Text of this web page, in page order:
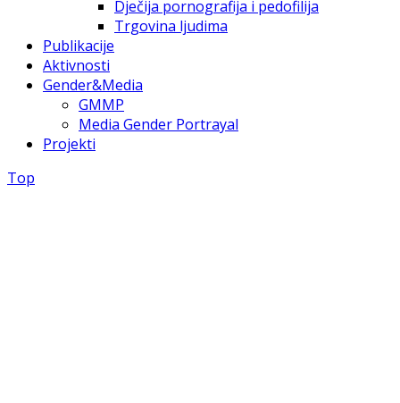
Dječija pornografija i pedofilija
Trgovina ljudima
Publikacije
Aktivnosti
Gender&Media
GMMP
Media Gender Portrayal
Projekti
Top